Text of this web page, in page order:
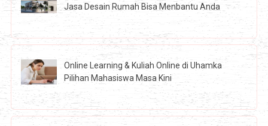
Jasa Desain Rumah Bisa Menbantu Anda
Online Learning & Kuliah Online di Uhamka
Pilihan Mahasiswa Masa Kini